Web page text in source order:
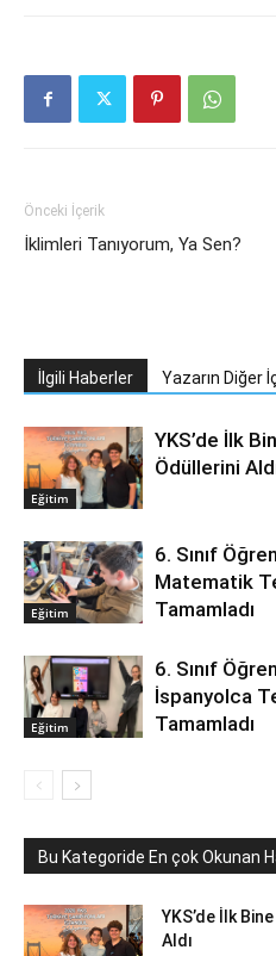
Önceki İçerik
İklimleri Tanıyorum, Ya Sen?
İlgili Haberler Yazarın Diğer
Eğitim
YKS’de İlk
Ödüllerini
Eğitim
6. Sınıf
Matematik
Tamamladı
Eğitim
6. Sınıf
İspanyolca
Tamamladı
Bu Kategoride En çok Okunan
YKS’de İlk
Aldı